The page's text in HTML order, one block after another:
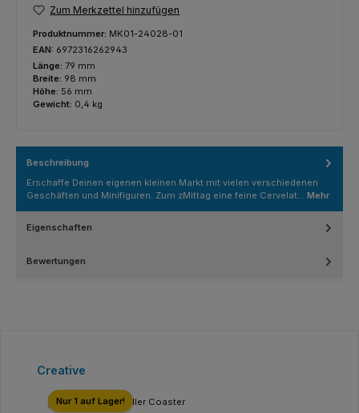
Zum Merkzettel hinzufügen
Produktnummer: MK01-24028-01
EAN: 6972316262943
Länge: 79 mm
Breite: 98 mm
Höhe: 56 mm
Gewicht: 0,4 kg
Beschreibung
Erschaffe Deinen eigenen kleinen Markt mit vielen verschiedenen
Geschäften und Minifiguren. Zum zMittag eine feine Cervelat… Mehr
Eigenschaften
Bewertungen
Produktgalerie überspringen
Creative
Nur 1 auf Lager!